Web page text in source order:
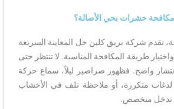
حشرات بحي الأصالة؟
تقدم شركة بريق كلين حل المعاينة السريعة
طريقة المكافحة المناسبة. لا تنتظر حتى
واضح. فظهور صراصير ليلاً، سماع حركة
لدغات متكررة، أو ملاحظة تلف في الأخشاب
تدخل متخصص.